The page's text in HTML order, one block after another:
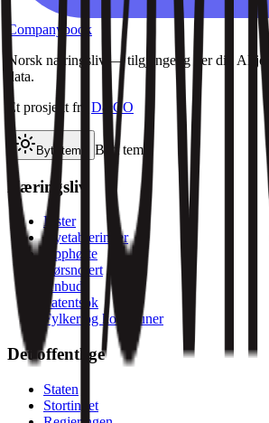
Companybook
Norsk næringsliv — tilgjengelig der din AI
data.
Et prosjekt fra
D&CO
Bytt tema Bytt tema
Næringsliv
Lister
Nyetableringer
Opphørte
Børsnotert
Anbud
Patentsok
Fylker og kommuner
Det offentlige
Staten
Stortinget